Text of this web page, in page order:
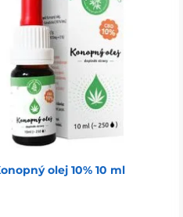
olej 10% 10 ml